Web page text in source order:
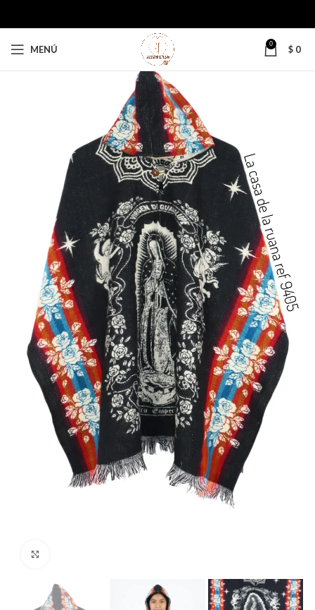
MENÚ 0 $ 0